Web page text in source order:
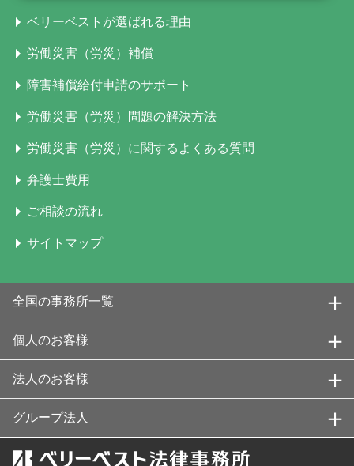
ベリーベストが選ばれる理由
労働災害（労災）補償
障害補償給付申請のサポート
労働災害（労災）問題の解決方法
労働災害（労災）に関するよくある質問
弁護士費用
ご相談の流れ
サイトマップ
全国の事務所一覧
個人のお客様
法人のお客様
グループ法人